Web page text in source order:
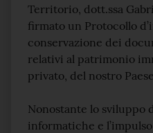
Territorio, dott.ssa
firmato un Protocollo
conservazione dei
relativi al patrimonio
privato, del nostro
Nonostante lo sviluppo
informatiche e